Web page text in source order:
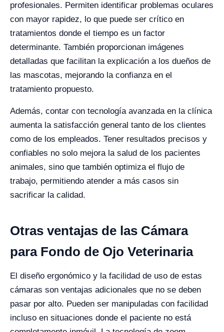
profesionales. Permiten identificar problemas oculares
con mayor rapidez, lo que puede ser crítico en
tratamientos donde el tiempo es un factor
determinante. También proporcionan imágenes
detalladas que facilitan la explicación a los dueños de
las mascotas, mejorando la confianza en el
tratamiento propuesto.
Además, contar con tecnología avanzada en la clínica
aumenta la satisfacción general tanto de los clientes
como de los empleados. Tener resultados precisos y
confiables no solo mejora la salud de los pacientes
animales, sino que también optimiza el flujo de
trabajo, permitiendo atender a más casos sin
sacrificar la calidad.
Otras ventajas de las Cámara
para Fondo de Ojo Veterinaria
El diseño ergonómico y la facilidad de uso de estas
cámaras son ventajas adicionales que no se deben
pasar por alto. Pueden ser manipuladas con facilidad
incluso en situaciones donde el paciente no está